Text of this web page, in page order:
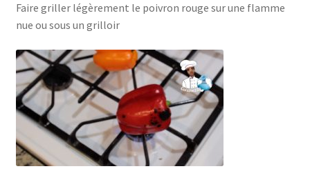
Faire griller légèrement le poivron rouge sur une flamme
nue ou sous un grilloir